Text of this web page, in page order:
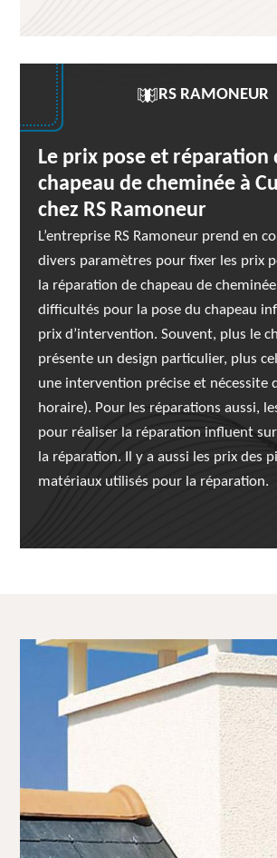
RS RAMONEUR
Le prix pose et réparation
chapeau de cheminée à
chez RS Ramoneur
L’entreprise RS Ramoneur prend en
divers paramètres pour fixer les prix
la réparation de chapeau de
difficultés pour la pose du chapeau
prix d’intervention. Souvent, plus le
présente un design particulier, plus
une intervention précise et nécessite
horaire). Pour les réparations aussi,
pour réaliser la réparation influent
la réparation. Il y a aussi les prix des
matériaux utilisés pour la réparation.